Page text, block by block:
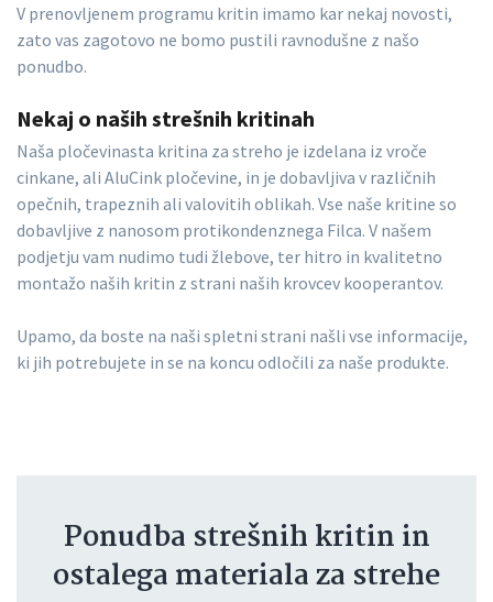
V prenovljenem programu kritin imamo kar nekaj novosti,
zato vas zagotovo ne bomo pustili ravnodušne z našo
ponudbo.
Nekaj o naših strešnih kritinah
Naša pločevinasta kritina za streho je izdelana iz vroče
cinkane, ali AluCink pločevine, in je dobavljiva v različnih
opečnih, trapeznih ali valovitih oblikah. Vse naše kritine so
dobavljive z nanosom protikondenznega Filca. V našem
podjetju vam nudimo tudi žlebove, ter hitro in kvalitetno
montažo naših kritin z strani naših krovcev kooperantov.
Upamo, da boste na naši spletni strani našli vse informacije,
ki jih potrebujete in se na koncu odločili za naše produkte.
Ponudba strešnih kritin in
ostalega materiala za strehe